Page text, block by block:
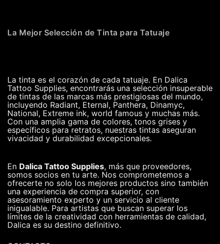
La Mejor Selección de Tinta para Tatuaje
La tinta es el corazón de cada tatuaje. En Dalica
Tattoo Supplies, encontrarás una selección insuperable
de tintas de las marcas más prestigiosas del mundo,
incluyendo Radiant, Eternal, Panthera, Dinamyc,
National, Extreme ink, world famous y muchas más.
Con una amplia gama de colores, tonos grises y
específicos para retratos, nuestras tintas aseguran
vivacidad y durabilidad excepcionales.
En Dalica Tattoo Supplies, más que proveedores,
somos socios en tu arte. Nos comprometemos a
ofrecerte no solo los mejores productos sino también
una experiencia de compra superior, con
asesoramiento experto y un servicio al cliente
inigualable. Para artistas que buscan superar los
límites de la creatividad con herramientas de calidad,
Dalica es su destino definitivo.